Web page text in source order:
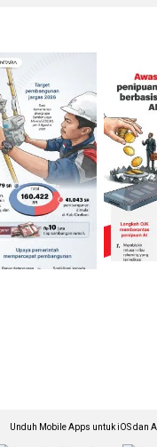
Unduh Mobile Apps untuk iOS dan